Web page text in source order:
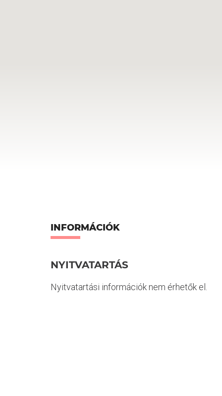
INFORMÁCIÓK
NYITVATARTÁS
Nyitvatartási információk nem érhetők el.